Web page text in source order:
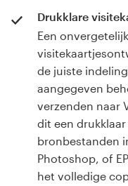
Drukklare
Een
de juiste
aangegeven
verzenden naar
dit een drukklaar
bronbestanden
Photoshop, of
het volledige